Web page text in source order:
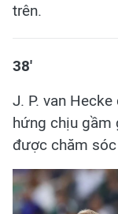
trên.
38'
J. P. van
hứng chịu gầm
được chăm